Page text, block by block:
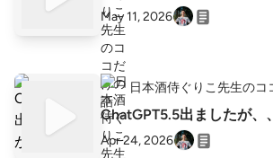
May 11, 2026
日本酒侍ぐりこ先生のコ
ChatGPT5.5出ましたが、
Apr 24, 2026